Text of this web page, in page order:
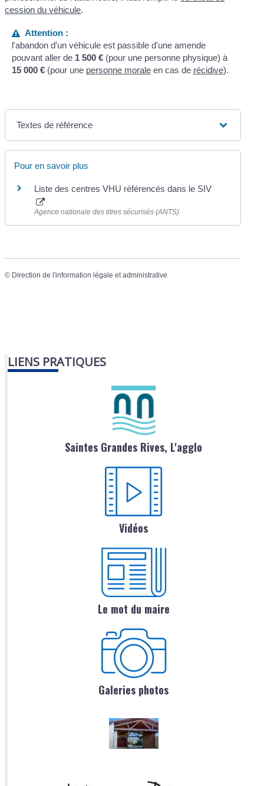
cession du véhicule.
Attention :
l'abandon d'un véhicule est passible d'une amende
pouvant aller de 1 500 €(pour une personne physique) à
15 000 €(pour une personne moraleen cas de récidive).
Textes de référence
Pour en savoir plus
Liste des centres VHU référencés dans le SIV
Agence nationale des titres sécurisés (ANTS)
© Direction de l'information légale et administrative
LIENS PRATIQUES
Saintes Grandes Rives, L'agglo
Vidéos
Le mot du maire
Galeries photos